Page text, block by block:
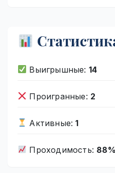
Выигрышные: 14
Проигранные: 2
Активные:1
Проходимость: 88%